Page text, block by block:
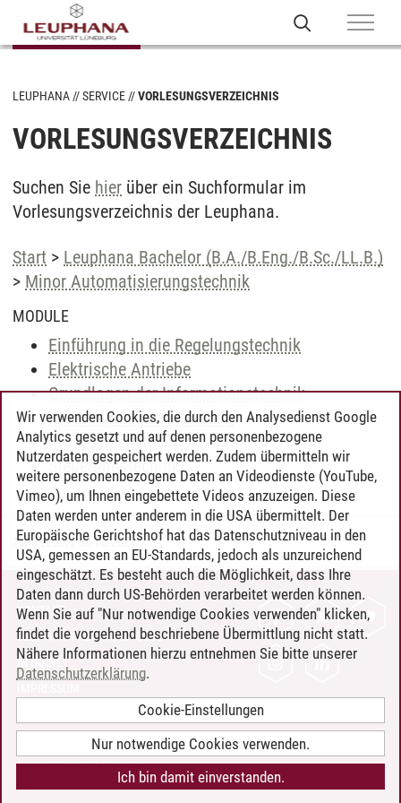
LEUPHANA SERVICE VORLESUNGSVERZEICHNIS
VORLESUNGSVERZEICHNIS
Suchen Sie hier über ein Suchformular im
Vorlesungsverzeichnis der Leuphana.
Start > Leuphana Bachelor (B.A./B.Eng./B.Sc./LL.B.)
> Minor Automatisierungstechnik
MODULE
Einführung in die Regelungstechnik
Elektrische Antriebe
Grundlagen der Informationstechnik
Prozessdatenverarbeitung
Prozessmesstechnik
Steuerungstechnik
Timo Leder/30.06.2024
KONTAKT
LEUPHANA ALS ARBEITGEBER
INTRANET
BARRIEREFREIHEIT
COOKIE-EINSTELLUNGEN
Wir verwenden Cookies, die durch den Analysedienst Google
Analytics gesetzt und auf denen personenbezogene
Nutzerdaten gespeichert werden. Zudem übermitteln wir
weitere personenbezogene Daten an Videodienste (YouTube,
Vimeo), um Ihnen eingebettete Videos anzuzeigen. Diese
Daten werden unter anderem in die USA übermittelt. Der
Europäische Gerichtshof hat das Datenschutzniveau in den
USA, gemessen an EU-Standards, jedoch als unzureichend
eingeschätzt. Es besteht auch die Möglichkeit, dass Ihre
Daten dann durch US-Behörden verarbeitet werden können.
Wenn Sie auf "Nur notwendige Cookies verwenden" klicken,
findet die vorgehend beschriebene Übermittlung nicht statt.
Nähere Informationen hierzu entnehmen Sie bitte unserer
Datenschutzerklärung.
Cookie-Einstellungen
Nur notwendige Cookies verwenden.
Ich bin damit einverstanden.